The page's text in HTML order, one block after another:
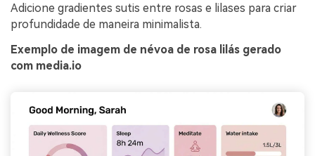
Adicione gradientes sutis entre rosas e lilases para criar
profundidade de maneira minimalista.
Exemplo de imagem de névoa de rosa lilás gerado
com media.io